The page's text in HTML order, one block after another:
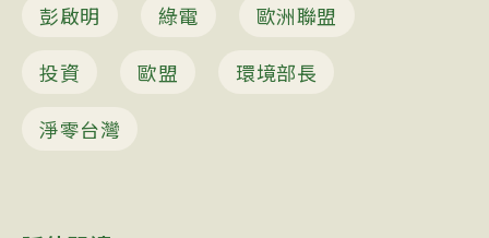
彭啟明
綠電
歐洲聯盟
投資
歐盟
環境部長
淨零台灣